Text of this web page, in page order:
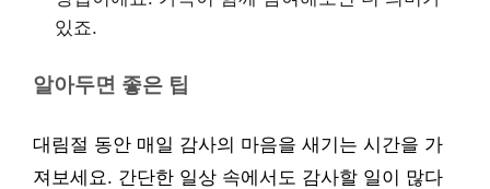
있죠.
알아두면 좋은 팁
대림절 동안 매일 감사의 마음을 새기는 시간을 가
져보세요. 간단한 일상 속에서도 감사할 일이 많다